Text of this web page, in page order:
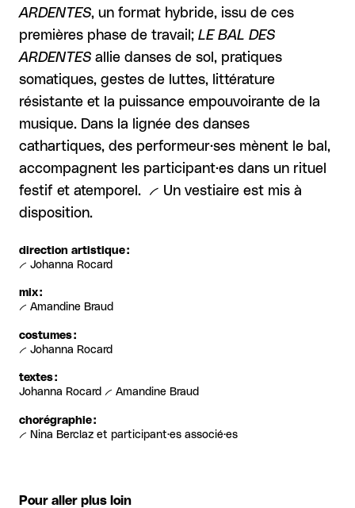
ARDENTES, un format hybride, issu de ces
premières phase de travail; LE BAL DES
ARDENTES allie danses de sol, pratiques
somatiques, gestes de luttes, littérature
résistante et la puissance empouvoirante de la
musique. Dans la lignée des danses
cathartiques, des performeur·ses mènent le bal,
accompagnent les participant·es dans un rituel
festif et atemporel. -- Un vestiaire est mis à
disposition.
direction artistique :
-- Johanna Rocard
mix :
-- Amandine Braud
costumes :
-- Johanna Rocard
textes :
Johanna Rocard -- Amandine Braud
chorégraphie :
-- Nina Berclaz et participant·es associé·es
Pour aller plus loin